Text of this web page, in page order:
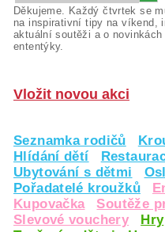
Děkujeme. Každý čtvrtek se
na inspirativní tipy na víkend,
aktuální soutěži a o novinkách
ententýky.
Vložit novou akci
Seznamka rodičů
Hlídání dětí
Ubytování s dětmi
Pořadatelé kroužků
Kupovačka
Soutěže
Slevové vouchery
Hry